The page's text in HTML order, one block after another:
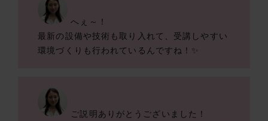
へぇ～！
最新の設備や技術も取り入れて、受講しやすい
環境づくりも行われているんですね！✨
ご説明ありがとうございました！